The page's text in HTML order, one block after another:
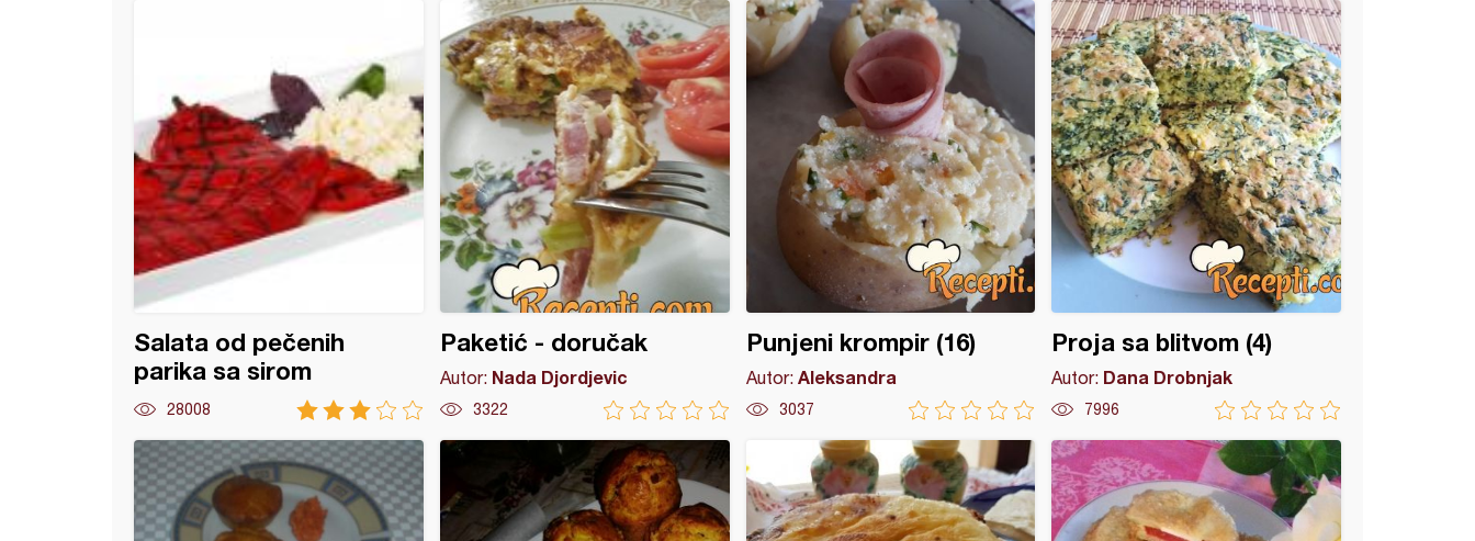
Salata od pečenih
parika sa sirom
28008
Paketić - doručak
Autor: Nada Djordjevic
3322
Punjeni krompir (16)
Autor: Aleksandra
3037
Proja sa blitvom (4)
Autor: Dana Drobnjak
7996
pohovane tikvice